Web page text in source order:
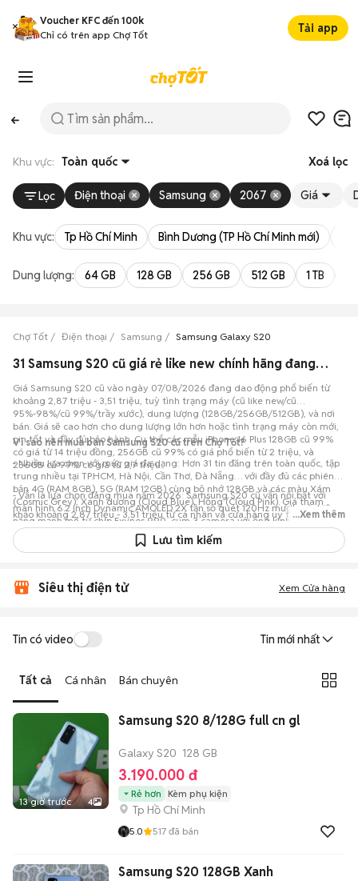
Voucher KFC đến 100k
Chỉ có trên app Chợ Tốt
Tải app
Khu vực: Toàn quốc Xoá lọc
Lọc Điện thoại Samsung 2067 Giá
Khu vực: Tp Hồ Chí Minh Bình Dương (TP Hồ Chí Minh mới)
Dung lượng: 64 GB 128 GB 256 GB 512 GB 1 TB
Chợ Tốt Điện thoại Samsung Samsung Galaxy S20
31 Samsung S20 cũ giá rẻ like new chính hãng đang bán 08/2026
Giá Samsung S20 cũ vào ngày 07/08/2026 đang dao động phổ biến từ
khoảng 2,87 triệu - 3,51 triệu, tuỳ tình trạng máy (cũ like new/cũ
95%-98%/cũ 99%/trầy xước), dung lượng (128GB/256GB/512GB), và nơi
bán. Giá sẽ cao hơn cho dung lượng lớn hơn hoặc tình trạng máy còn mới,
pin tốt và đầy đủ bảo hành. Cụ thể các mẫu iPhone 16 Plus 128GB cũ 99%
có giá từ 14 triệu đồng, 256GB cũ 99% có giá phổ biến từ 2 triệu, và
256GB cũ 99% có giá từ 2,7 triệu.
Vì sao nên mua bán Samsung S20 cũ trên Chợ Tốt?
- Nhiều lựa chọn với mức giá đa dạng: Hơn 31 tin đăng trên toàn quốc, tập
trung nhiều tại TP.HCM, Hà Nội, Cần Thơ, Đà Nẵng… với đầy đủ các phiên
bản 4G (RAM 8GB), 5G (RAM 12GB) cùng bộ nhớ 128GB và các màu Xám
(Cosmic Grey), Xanh dương (Cloud Blue), Hồng (Cloud Pink). Giá tham
khảo khoảng 2,87 triệu - 3,51 triệu từ cá nhân và cửa hàng uy tín; người
mua Samsung S20 cũ có thể trao đổi trực tiếp để chốt mức giá phù hợp
ngân sách.
- Vẫn là lựa chọn đáng mua năm 2026: Samsung S20 cũ vẫn nổi bật với
màn hình 6.2 inch Dynamic AMOLED 2X tần số quét 120Hz mượt mà, hiệu
năng mạnh mẽ từ chip Exynos 990, cụm 3 camera với ống kính tele 64MP
hỗ trợ zoom quang học và quay video 8K ấn tượng, cùng viên pin
4000mAh hỗ trợ sạc nhanh, mang lại trải nghiệm chuẩn cao cấp với mức
...Xem thêm
Lưu tìm kiếm
Siêu thị điện tử Xem Cửa hàng
Tin có video Tin mới nhất
Tất cả Cá nhân Bán chuyên
13 giờ trước 4
Samsung S20 8/128G full cn gl
Galaxy S20 128 GB
3.190.000 đ
Rẻ hơn Kèm phụ kiện
Tp Hồ Chí Minh
5.0 517 đã bán
Samsung S20 128GB Xanh